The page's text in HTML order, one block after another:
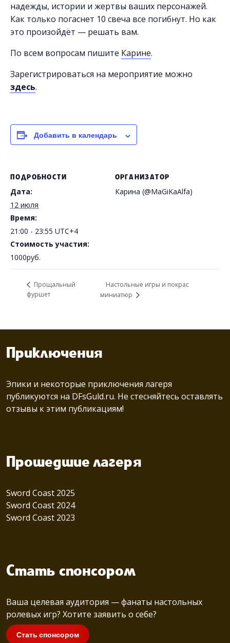
надежды, истории и жертвы ваших персонажей.
Как только погаснет 10 свеча все погибнут. Но как
это произойдёт — решать вам.
По всем вопросам пишите Карине.
Зарегистрироваться на мероприятие можно
здесь.
Добавить в календарь
ПОДРОБНОСТИ
Дата:
12 июля
Время:
21:00 - 23:55 UTC+4
Стоимость участия:
1000руб.
ОРГАНИЗАТОР
Карина (@MaGiKaAlfa)
Прощальный
фуршет
Настольные игры и покрас
миниатюр
Приключения
Эпики и некоторые приключения лагеря
публикуются на DFsGuld.ru. Не стесняйтесь оставлять
отзывы к этим публикациям!
Прошедшие лагеря
Sword Coast 2025
Sword Coast 2024
Sword Coast 2023
Стать спонсором
Ваша целевая аудитория — фанаты настольных
ролевых игр? Хотите заявить о себе?
Стать спонсором